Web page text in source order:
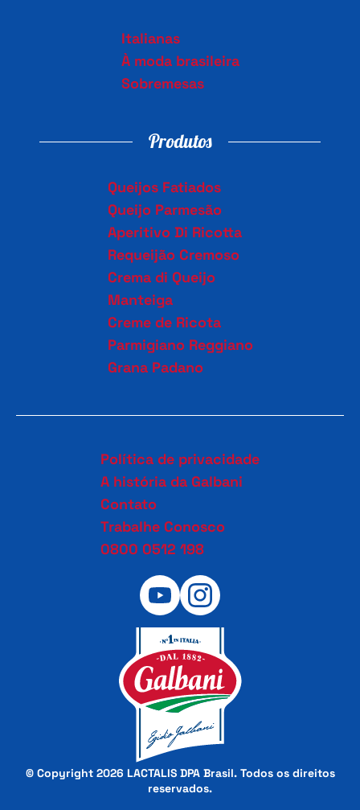
Italianas
À moda brasileira
Sobremesas
Produtos
Queijos Fatiados
Queijo Parmesão
Aperitivo Di Ricotta
Requeijão Cremoso
Crema di Queijo
Manteiga
Creme de Ricota
Parmigiano Reggiano
Grana Padano
Política de privacidade
A história da Galbani
Contato
Trabalhe Conosco
0800 0512 198
© Copyright 2026 LACTALIS DPA Brasil. Todos os direitos
reservados.